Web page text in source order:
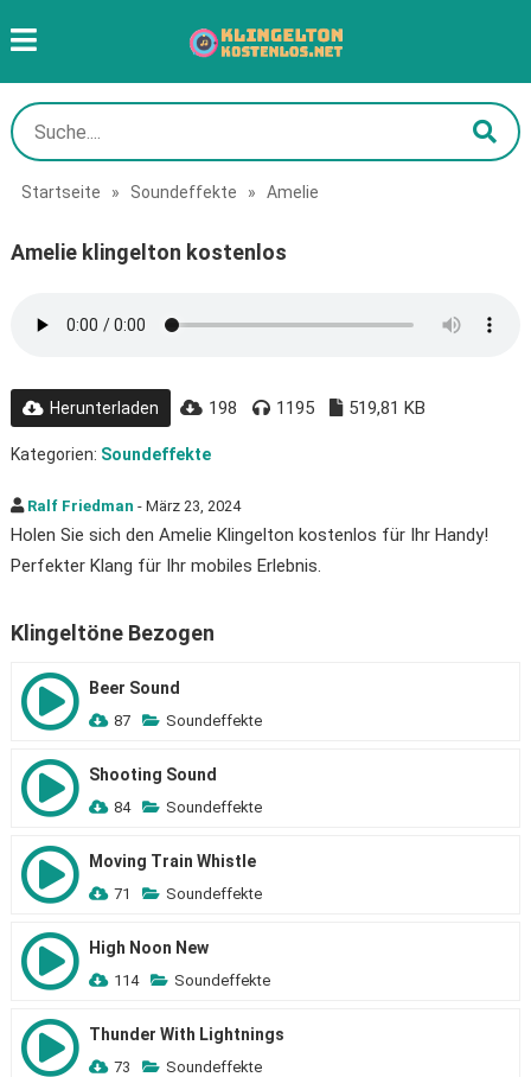
Startseite » Soundeffekte » Amelie
Amelie klingelton kostenlos
Herunterladen 198 1195 519,81 KB
Kategorien: Soundeffekte
Ralf Friedman - März 23, 2024
Holen Sie sich den Amelie Klingelton kostenlos für Ihr Handy!
Perfekter Klang für Ihr mobiles Erlebnis.
Klingeltöne Bezogen
Beer Sound
87 Soundeffekte
Shooting Sound
84 Soundeffekte
Moving Train Whistle
71 Soundeffekte
High Noon New
114 Soundeffekte
Thunder With Lightnings
73 Soundeffekte